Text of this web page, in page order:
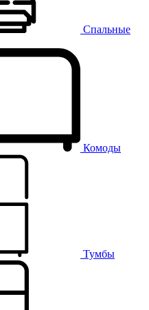
Спальные
Комоды
Тумбы